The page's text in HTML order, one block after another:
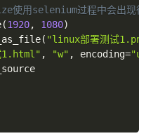
使用selenium过程中会出现很
(1920, 1080)
( "linux部署测试
1.html" , "w" , encoding=